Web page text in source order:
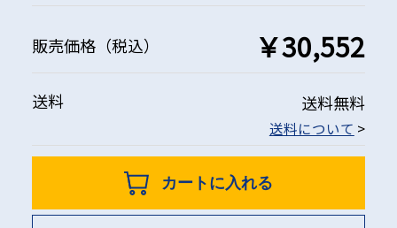
販売価格（税込） ￥30,552
送料 送料無料
送料について >
カートに入れる